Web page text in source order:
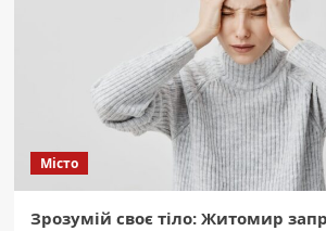
Місто
Зрозумій своє тіло: Житомир